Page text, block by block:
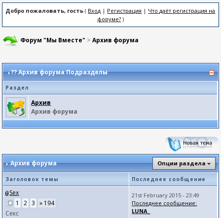
Добро пожаловать, гость ( Вход | Регистрация | Что даёт регистрация на
форуме?)
Форум "Мы Вместе" >Архив форума
??Архив форума Подразделы
Раздел
Архив
Архив форума
Архив форума Опции раздела
Заголовок темы Последнее сообщение
Sex
1
2 3
» 194
Cекс
21st February 2015 - 23:49
Последнее сообщение:
LUNA_